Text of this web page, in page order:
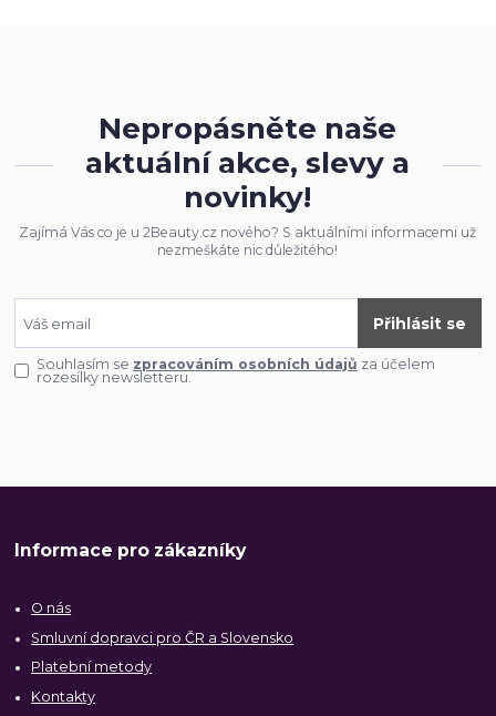
Nepropásněte naše
aktuální akce, slevy a
novinky!
Zajímá Vás co je u 2Beauty.cz nového? S aktuálními informacemi už
nezmeškáte nic důležitého!
Přihlásit se
Souhlasím se zpracováním osobních údajů za účelem
rozesílky newsletteru.
Informace pro zákazníky
O nás
Smluvní dopravci pro ČR a Slovensko
Platební metody
Kontakty